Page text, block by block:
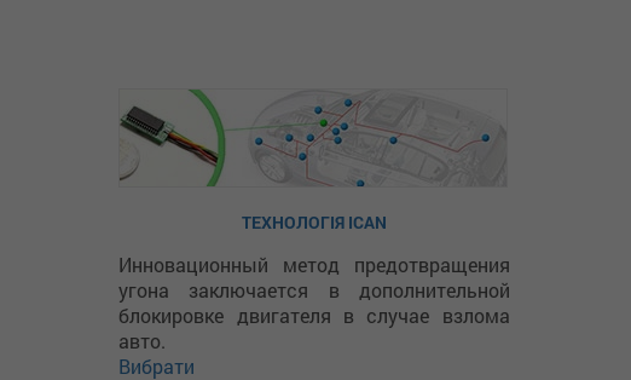
ТЕХНОЛОГІЯ ICAN
Инновационный метод предотвращения
угона заключается в дополнительной
блокировке двигателя в случае взлома
авто.
Вибрати